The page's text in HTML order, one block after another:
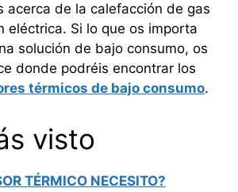
acerca de la calefacción de gas
eléctrica. Si lo que os importa
solución de bajo consumo, os
donde podréis encontrar los
térmicos de bajo consumo.
visto
TÉRMICO NECESITO?